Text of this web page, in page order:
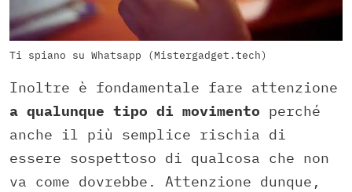
Ti spiano su Whatsapp (Mistergadget.tech)
Inoltre è fondamentale fare attenzione
a qualunque tipo di movimento perché
anche il più semplice rischia di
essere sospettoso di qualcosa che non
va come dovrebbe. Attenzione dunque,